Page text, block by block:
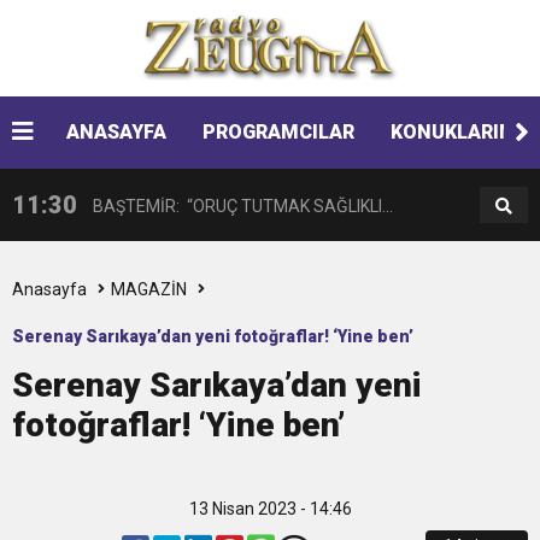
ANASAYFA PROGRAMCILAR KONUKLARIMIZ
Gaziantep FK o yıldızı getiriyor
11:59 GÖĞÜS HASTALIKLARI UZMANINDAN
LİSELİLERE BİLGİLENDİRME
11:30 BAŞTEMİR: “ORUÇ TUTMAK SAĞLIKLI
BİREYLER İÇİN ÇOK YARARLIDIR”
17:58 “DEPREM SONRASI TRAVMALI OLGULARA
16:48 Çocuklarda Gece İdrar Kaçırma Tedavi
Edilebilmektedir.
12:37 BÜYÜKŞEHİR, VERGİ HAFTASI DOLAYISIYLA
BİN 100 PERSONELE BİSİKLET DAĞITTI
Anasayfa MAGAZİN
Serenay Sarıkaya’dan yeni fotoğraflar! ‘Yine ben’
Serenay Sarıkaya’dan yeni
fotoğraflar! ‘Yine ben’
13 Nisan 2023 - 14:46